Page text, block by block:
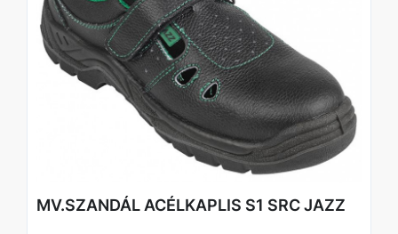
MV.SZANDÁL ACÉLKAPLIS S1 SRC JAZZ